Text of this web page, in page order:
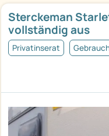
Sterckeman
vollständig aus
Privatinserat